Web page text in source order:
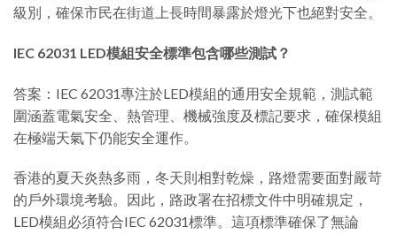
級別，確保市民在街道上長時間暴露於燈光下也絕對安全。
IEC 62031 LED模組安全標準包含哪些測試？
答案：IEC 62031專注於LED模組的通用安全規範，測試範
圍涵蓋電氣安全、熱管理、機械強度及標記要求，確保模組
在極端天氣下仍能安全運作。
香港的夏天炎熱多雨，冬天則相對乾燥，路燈需要面對嚴苛
的戶外環境考驗。因此，路政署在招標文件中明確規定，
LED模組必須符合IEC 62031標準。這項標準確保了無論